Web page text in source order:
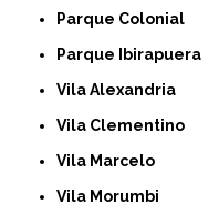
Parque Colonial
Parque Ibirapuera
Vila Alexandria
Vila Clementino
Vila Marcelo
Vila Morumbi